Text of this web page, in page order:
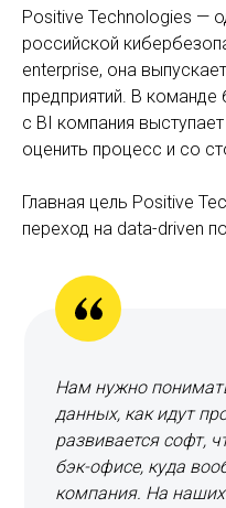
Positive Technologies —
российской
enterprise, она
предприятий. В
с BI компания
оценить процесс и со
Главная цель Positive
переход на data-driven
Нам нужно
данных, как идут
развивается софт,
бэк-офисе, куда
компания. На